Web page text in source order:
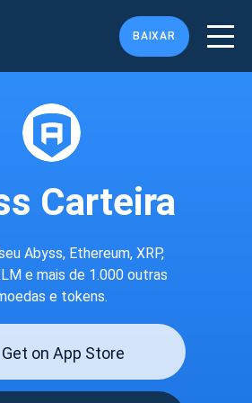
BAIXAR
Carteira
Abyss, Ethereum, XRP,
e mais de 1.000 outras
e tokens.
Get on App Store